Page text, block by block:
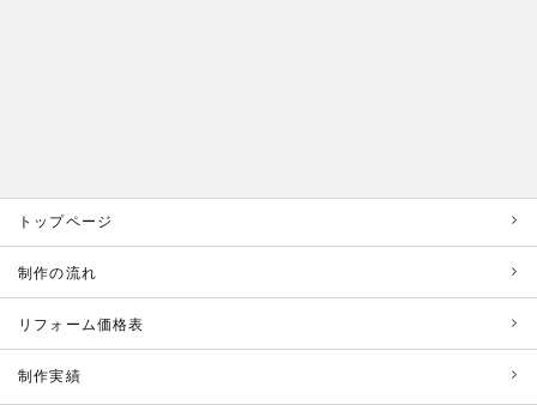
トップページ
制作の流れ
リフォーム価格表
制作実績